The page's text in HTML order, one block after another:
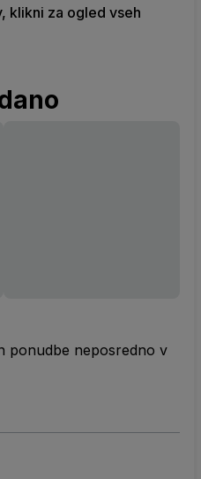
klikni za ogled vseh
ponudbe neposredno v